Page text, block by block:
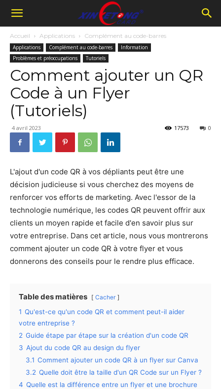
Accueil Applications Complément au code-barres
Applications Complément au code-barres
Information
Problèmes et préoccupations
Tutoriels
Comment ajouter un QR
Code à un Flyer
(Tutoriels)
4 avril 2023 0
17573
L'ajout d'un code QR à vos dépliants peut être une
décision judicieuse si vous cherchez des moyens de
renforcer vos efforts de marketing. Avec l'essor de la
technologie numérique, les codes QR peuvent offrir aux
clients un moyen rapide et facile d'en savoir plus sur
votre entreprise. Dans cet article, nous vous montrerons
comment ajouter un code QR à votre flyer et vous
donnerons des conseils pour le rendre plus efficace.
Table des matières Cacher
1 Qu'est-ce qu'un code QR et comment peut-il aider
votre entreprise ?
2 Guide étape par étape sur la création d'un code QR
3 Ajout du code QR au design du flyer
3.1 Comment ajouter un code QR à un flyer sur Canva
3.2 Quelle doit être la taille d'un QR Code sur un Flyer ?
4 Quelle est la différence entre un flyer et une brochure